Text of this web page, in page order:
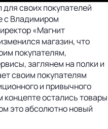
своих покупателей
с Владимиром
«Магнит
магазин, что
покупателям,
заглянем на полки и
своим покупателям
и привычного
остались товары
это абсолютно новый